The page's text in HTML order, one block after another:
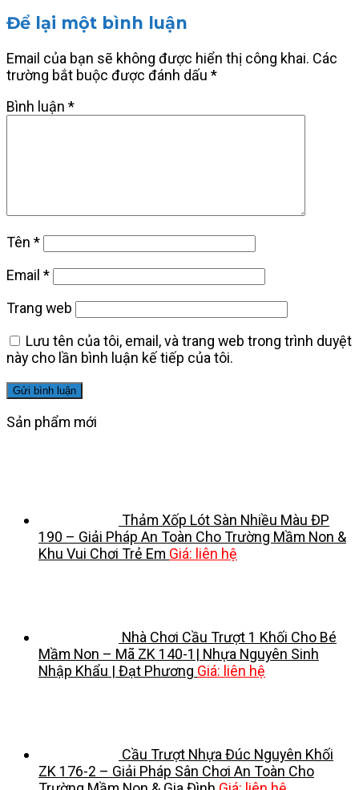
Để lại một bình luận
Email của bạn sẽ không được hiển thị công khai. Các
trường bắt buộc được đánh dấu *
Bình luận *
Tên *
Email *
Trang web
Lưu tên của tôi, email, và trang web trong trình duyệt
này cho lần bình luận kế tiếp của tôi.
Sản phẩm mới
Thảm Xốp Lót Sàn Nhiều Màu ĐP
190 – Giải Pháp An Toàn Cho Trường Mầm Non &
Khu Vui Chơi Trẻ Em Giá: liên hệ
Nhà Chơi Cầu Trượt 1 Khối Cho Bé
Mầm Non – Mã ZK 140-1| Nhựa Nguyên Sinh
Nhập Khẩu | Đạt Phương Giá: liên hệ
Cầu Trượt Nhựa Đúc Nguyên Khối
ZK 176-2 – Giải Pháp Sân Chơi An Toàn Cho